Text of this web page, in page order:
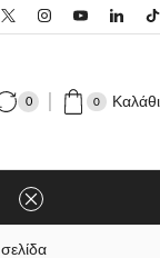
0 0 Καλάθι